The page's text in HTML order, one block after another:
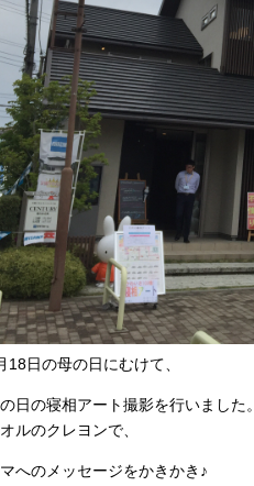
18日の母の日にむけて、
日の寝相アート撮影を行いました。
ルのクレヨンで、
へのメッセージをかきかき♪